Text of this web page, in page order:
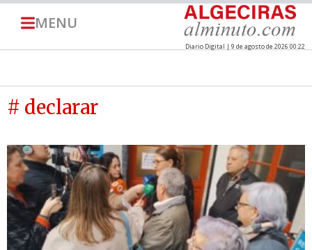
MENU
Diario Digital | 9 de agosto de 2026 00:22
# declarar